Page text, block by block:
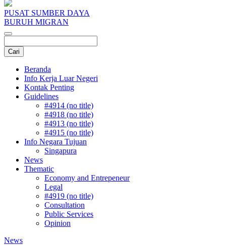
PUSAT SUMBER DAYA
BURUH MIGRAN
Beranda
Info Kerja Luar Negeri
Kontak Penting
Guidelines
#4914 (no title)
#4918 (no title)
#4913 (no title)
#4915 (no title)
Info Negara Tujuan
Singapura
News
Thematic
Economy and Entrepeneur
Legal
#4919 (no title)
Consultation
Public Services
Opinion
News